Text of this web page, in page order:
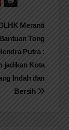
Meranti
Tong
Putra :
jadikan Kota
Indah dan
Bersih